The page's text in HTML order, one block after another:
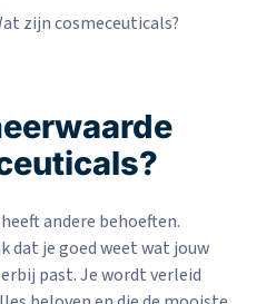
zijn cosmeceuticals?
andere behoeften.
dat je goed weet wat jouw
past. Je wordt verleid